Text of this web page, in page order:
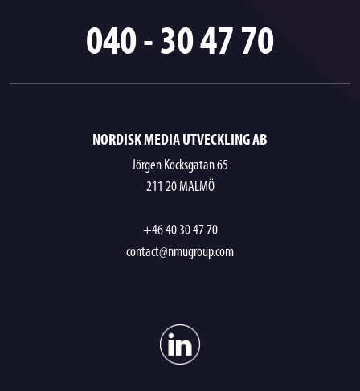
040 - 30 47 70
NORDISK MEDIA UTVECKLING AB
Jörgen Kocksgatan 65
211 20 MALMÖ
+46 40 30 47 70
contact@nmugroup.com